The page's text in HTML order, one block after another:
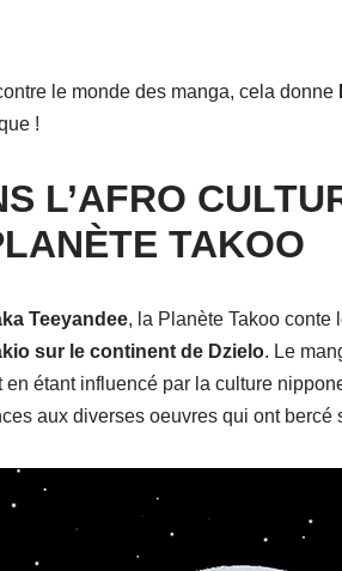
le monde des manga, cela donne
!
L’AFRO
TAKOO
Teeyandee, la Planète Takoo conte
sur le continent de Dzielo. Le
en étant influencé par la culture
aux diverses oeuvres qui ont bercé